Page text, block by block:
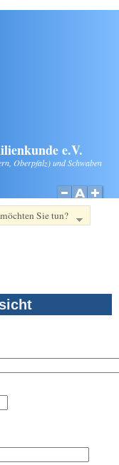
e.V.
Oberpfalz) und Schwaben
Sie tun?